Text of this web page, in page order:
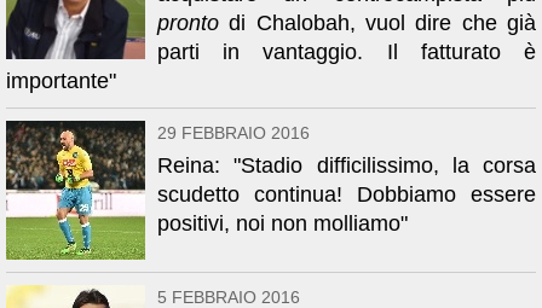
pronto di Chalobah, vuol dire che già
parti in vantaggio. Il fatturato è
importante"
29 FEBBRAIO 2016
Reina: "Stadio difficilissimo, la corsa
scudetto continua! Dobbiamo essere
positivi, noi non molliamo"
5 FEBBRAIO 2016